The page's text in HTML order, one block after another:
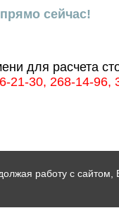
сейчас!
для расчета
21-30, 268-14-96,
работу с